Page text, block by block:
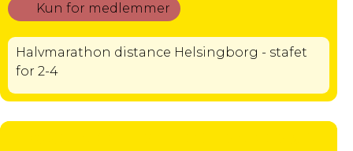
Kun for medlemmer
Halvmarathon distance Helsingborg - stafet
for 2-4